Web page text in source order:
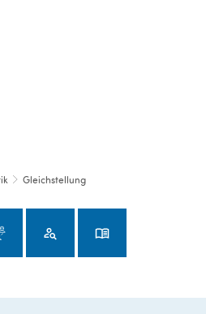
Gleichstellung